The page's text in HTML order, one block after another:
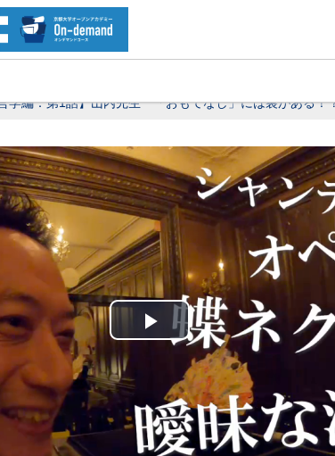
学編：第1話】山内先生 「おもてなし」には裏がある
Play
Video